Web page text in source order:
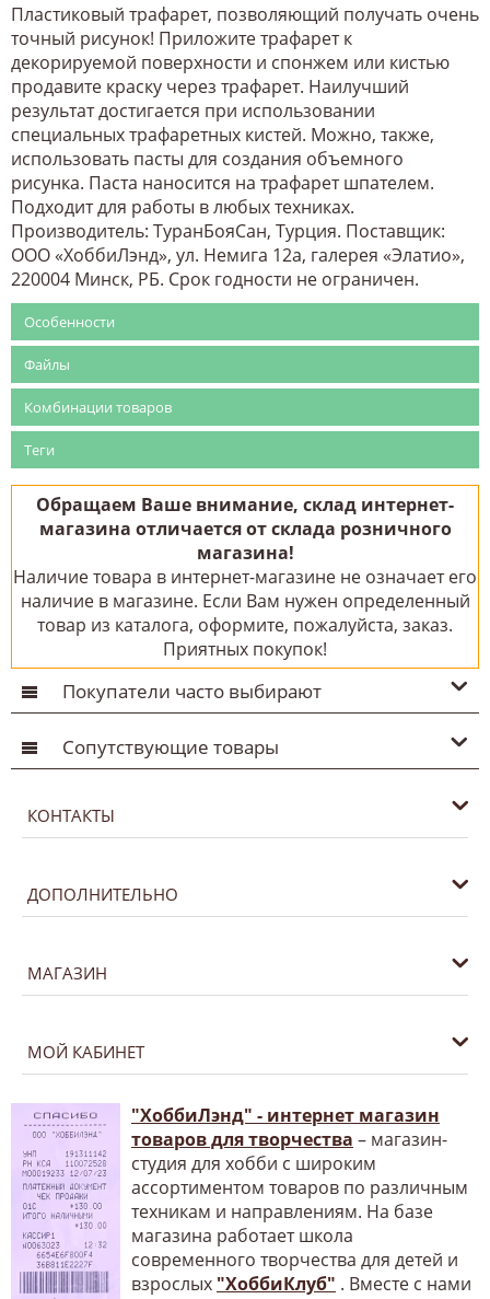
Пластиковый трафарет, позволяющий получать очень
точный рисунок! Приложите трафарет к
декорируемой поверхности и спонжем или кистью
продавите краску через трафарет. Наилучший
результат достигается при использовании
специальных трафаретных кистей. Можно, также,
использовать пасты для создания объемного
рисунка. Паста наносится на трафарет шпателем.
Подходит для работы в любых техниках.
Производитель: ТуранБояСан, Турция. Поставщик:
ООО «ХоббиЛэнд», ул. Немига 12а, галерея «Элатио»,
220004 Минск, РБ. Срок годности не ограничен.
Особенности
Файлы
Комбинации товаров
Теги
Обращаем Ваше внимание, склад интернет-
магазина отличается от склада розничного
магазина!
Наличие товара в интернет-магазине не означает его
наличие в магазине. Если Вам нужен определенный
товар из каталога, оформите, пожалуйста, заказ.
Приятных покупок!
Покупатели часто выбирают
Сопутствующие товары
КОНТАКТЫ
ДОПОЛНИТЕЛЬНО
МАГАЗИН
МОЙ КАБИНЕТ
"ХоббиЛэнд" - интернет магазин
товаров для творчества – магазин-
студия для хобби с широким
ассортиментом товаров по различным
техникам и направлениям. На базе
магазина работает школа
современного творчества для детей и
взрослых "ХоббиКлуб" . Вместе с нами